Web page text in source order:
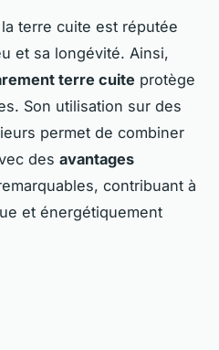
terre cuite est réputée
et sa longévité. Ainsi,
terre cuite protège
Son utilisation sur des
permet de combiner
des avantages
contribuant à
et énergétiquement